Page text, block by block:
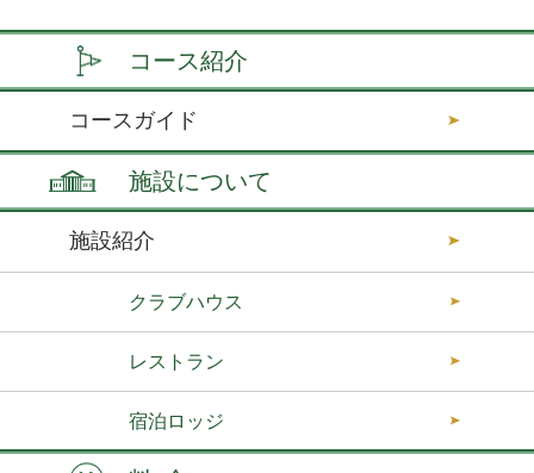
コース紹介
コースガイド
施設について
施設紹介
クラブハウス
レストラン
宿泊ロッジ